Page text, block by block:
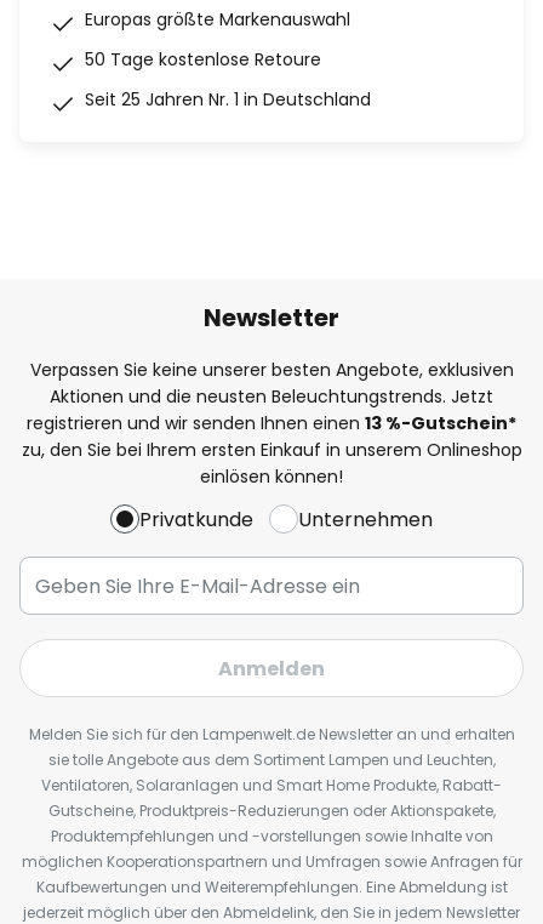
Europas größte Markenauswahl
50 Tage kostenlose Retoure
Seit 25 Jahren Nr. 1 in Deutschland
Newsletter
Verpassen Sie keine unserer besten Angebote, exklusiven
Aktionen und die neusten Beleuchtungstrends. Jetzt
registrieren und wir senden Ihnen einen 13 %-Gutschein*
zu, den Sie bei Ihrem ersten Einkauf in unserem Onlineshop
einlösen können!
Privatkunde Unternehmen
Anmelden
Melden Sie sich für den Lampenwelt.de Newsletter an und erhalten
sie tolle Angebote aus dem Sortiment Lampen und Leuchten,
Ventilatoren, Solaranlagen und Smart Home Produkte, Rabatt-
Gutscheine, Produktpreis-Reduzierungen oder Aktionspakete,
Produktempfehlungen und -vorstellungen sowie Inhalte von
möglichen Kooperationspartnern und Umfragen sowie Anfragen für
Kaufbewertungen und Weiterempfehlungen. Eine Abmeldung ist
jederzeit möglich über den Abmeldelink, den Sie in jedem Newsletter